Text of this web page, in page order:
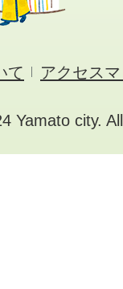
て アクセス
Yamato city.